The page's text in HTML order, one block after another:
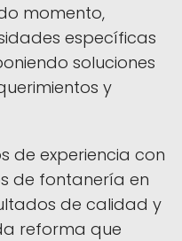
momento,
específicas
soluciones
y
de experiencia con
de fontanería en
de calidad y
reforma que